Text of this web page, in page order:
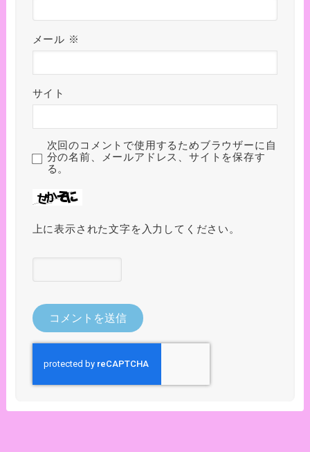
メール ※
サイト
次回のコメントで使用するためブラウザーに自
分の名前、メールアドレス、サイトを保存す
る。
上に表示された文字を入力してください。